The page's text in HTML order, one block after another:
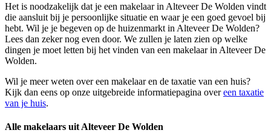
Het is noodzakelijk dat je een makelaar in Alteveer De Wolden vindt
die aansluit bij je persoonlijke situatie en waar je een goed gevoel bij
hebt. Wil je je begeven op de huizenmarkt in Alteveer De Wolden?
Lees dan zeker nog even door. We zullen je laten zien op welke
dingen je moet letten bij het vinden van een makelaar in Alteveer De
Wolden.
Wil je meer weten over een makelaar en de taxatie van een huis?
Kijk dan eens op onze uitgebreide informatiepagina overeen taxatie
van je huis.
Alle makelaars uit Alteveer De Wolden